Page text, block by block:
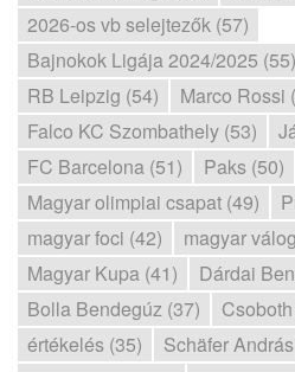
2026-os vb selejtezők (57)
Bajnokok Ligája 2024/2025 (55)
RB Leipzig (54)
Marco Rossi
Falco KC Szombathely (53)
FC Barcelona (51)
Paks (50)
Magyar olimpiai csapat (49)
magyar foci (42)
magyar
Magyar Kupa (41)
Dárdai
Bolla Bendegúz (37)
értékelés (35)
Schäfer